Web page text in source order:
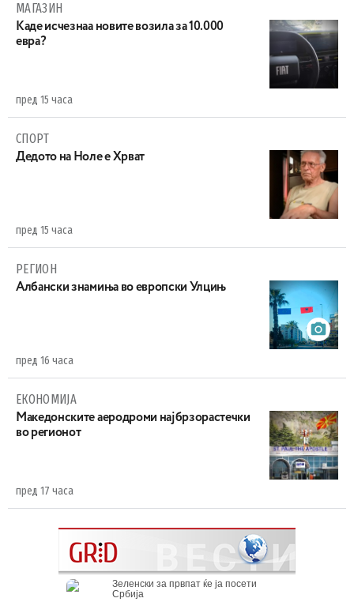
МАГАЗИН
Каде исчезнаа новите возила за 10.000
евра?
пред 15 часа
СПОРТ
Дедото на Ноле е Хрват
пред 15 часа
РЕГИОН
Aлбански знамиња во европски Улцињ
пред 16 часа
ЕКОНОМИЈА
Maкедонските аеродроми најбрзорастечки
во регионот
пред 17 часа